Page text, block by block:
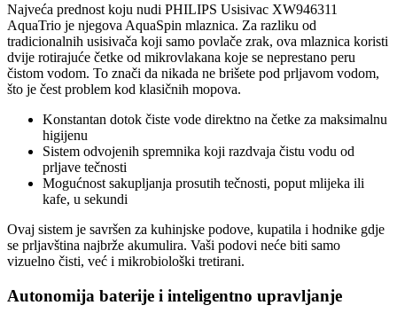
Najveća prednost koju nudi PHILIPS Usisivac XW946311
AquaTrio je njegova AquaSpin mlaznica. Za razliku od
tradicionalnih usisivača koji samo povlače zrak, ova mlaznica koristi
dvije rotirajuće četke od mikrovlakana koje se neprestano peru
čistom vodom. To znači da nikada ne brišete pod prljavom vodom,
što je čest problem kod klasičnih mopova.
Konstantan dotok čiste vode direktno na četke za maksimalnu
higijenu
Sistem odvojenih spremnika koji razdvaja čistu vodu od
prljave tečnosti
Mogućnost sakupljanja prosutih tečnosti, poput mlijeka ili
kafe, u sekundi
Ovaj sistem je savršen za kuhinjske podove, kupatila i hodnike gdje
se prljavština najbrže akumulira. Vaši podovi neće biti samo
vizuelno čisti, već i mikrobiološki tretirani.
Autonomija baterije i inteligentno upravljanje